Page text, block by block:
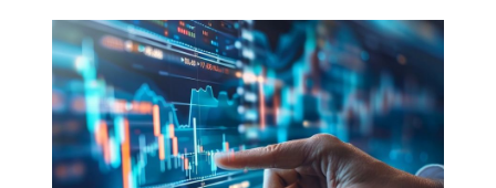
journalsystemernes betydning mere tyd...